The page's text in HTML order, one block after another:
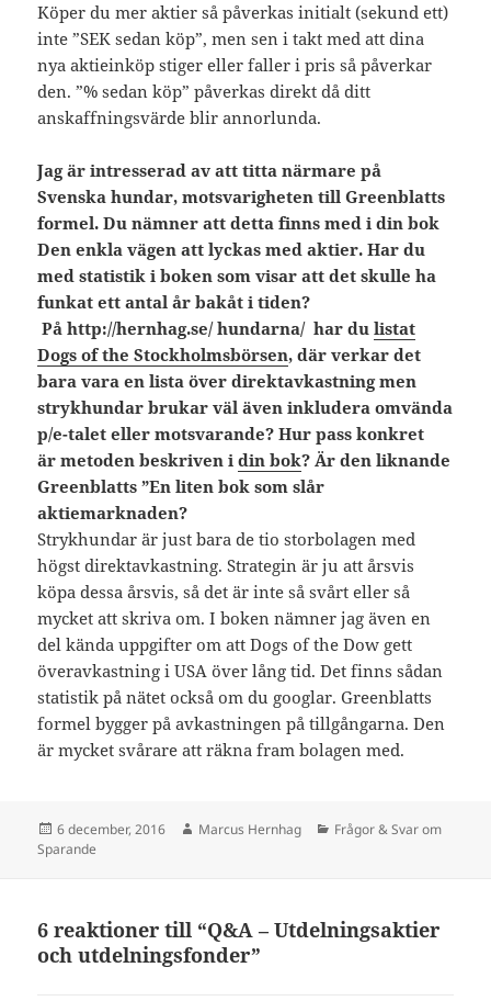
Köper du mer aktier så påverkas initialt (sekund ett)
inte ”SEK sedan köp”, men sen i takt med att dina
nya aktieinköp stiger eller faller i pris så påverkar
den. ”% sedan köp” påverkas direkt då ditt
anskaffningsvärde blir annorlunda.
Jag är intresserad av att titta närmare på
Svenska hundar, motsvarigheten till Greenblatts
formel. Du nämner att detta finns med i din bok
Den enkla vägen att lyckas med aktier. Har du
med statistik i boken som visar att det skulle ha
funkat ett antal år bakåt i tiden?
På http://hernhag.se/ hundarna/ har dulistat
Dogs of the Stockholmsbörsen, där verkar det
bara vara en lista över direktavkastning men
strykhundar brukar väl även inkludera omvända
p/e-talet eller motsvarande? Hur pass konkret
är metoden beskriven idin bok? Är den liknande
Greenblatts ”En liten bok som slår
aktiemarknaden?
Strykhundar är just bara de tio storbolagen med
högst direktavkastning. Strategin är ju att årsvis
köpa dessa årsvis, så det är inte så svårt eller så
mycket att skriva om. I boken nämner jag även en
del kända uppgifter om att Dogs of the Dow gett
överavkastning i USA över lång tid. Det finns sådan
statistik på nätet också om du googlar. Greenblatts
formel bygger på avkastningen på tillgångarna. Den
är mycket svårare att räkna fram bolagen med.
Postat
6 december, 2016 Författare
Marcus Hernhag Kategorier
Frågor & Svar om
Sparande
6 reaktioner till “Q&A – Utdelningsaktier
och utdelningsfonder”